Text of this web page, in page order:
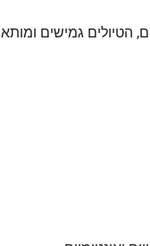
הטיולים גמישים